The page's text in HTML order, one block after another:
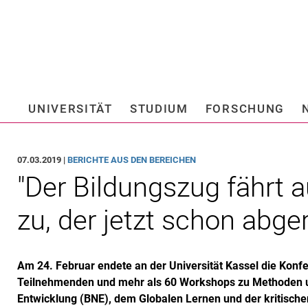
Springe direkt zu:
UNIVERSITÄT STUDIUM FORSCHUNG
07.03.2019 |BERICHTE AUS DEN BEREICHEN
"Der Bildungszug fährt
zu, der jetzt schon
Am 24. Februar endete an der Universität Kassel die
Teilnehmenden und mehr als 60 Workshops zu
Entwicklung (BNE), dem Globalen Lernen und der